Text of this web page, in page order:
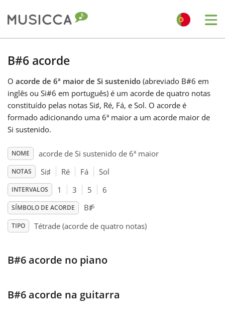
Български
Dansk
Español
B#6 acorde
O acorde de 6ª maior de Si sustenido (abreviado B#6 em
inglês ou Si#6 em português) é um acorde de quatro notas
constituído pelas notas Si♯, Ré, Fá, e Sol. O acorde é
formado adicionando uma 6ª maior a um acorde maior de
Si sustenido.
NOME acorde de Si sustenido de 6ª maior
NOTAS Si♯ Ré Fá Sol
INTERVALOS 1 3 5 6
SÍMBOLO DE ACORDE B♯6
TIPO Tétrade (acorde de quatro notas)
B#6 acorde no piano
B#6 acorde na guitarra